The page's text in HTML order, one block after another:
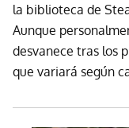
la biblioteca de
Aunque
desvanece tras los
que variará según